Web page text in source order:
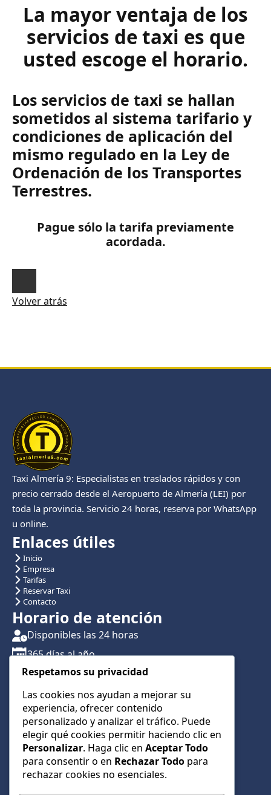
La mayor ventaja de los
servicios de taxi es que
usted escoge el horario.
Los servicios de taxi se hallan
sometidos al sistema tarifario y
condiciones de aplicación del
mismo regulado en la Ley de
Ordenación de los Transportes
Terrestres.
Pague sólo la tarifa previamente
acordada.
Volver atrás
Taxi Almería 9: Especialistas en traslados rápidos y con
precio cerrado desde el Aeropuerto de Almería (LEI) por
toda la provincia. Servicio 24 horas, reserva por WhatsApp
u online.
Enlaces útiles
Inicio
Empresa
Tarifas
Reservar Taxi
Contacto
Horario de atención
Disponibles las 24 horas
365 días al año
Traslados con reserva previa
Atención por teléfono y WhatsApp 24/7
CONTÁCTANOS
+34 622 01 23 74
+34 622 01 23 74
info@taxialmeria9.com
Respetamos su privacidad
Las cookies nos ayudan a mejorar su
experiencia, ofrecer contenido
personalizado y analizar el tráfico. Puede
elegir qué cookies permitir haciendo clic en
Personalizar. Haga clic en Aceptar Todo
para consentir o en Rechazar Todo para
rechazar cookies no esenciales.